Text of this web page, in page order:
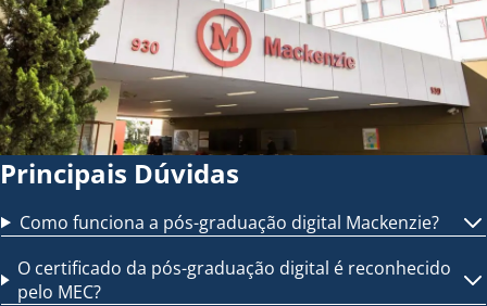
Principais Dúvidas
Como funciona a pós-graduação digital Mackenzie?
O certificado da pós-graduação digital é reconhecido
pelo MEC?